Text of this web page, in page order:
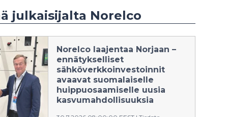
julkaisijalta Norelco
Norelco laajentaa Norjaan –
ennätykselliset
sähköverkkoinvestoinnit
avaavat suomalaiselle
huippuosaamiselle uusia
kasvumahdollisuuksia